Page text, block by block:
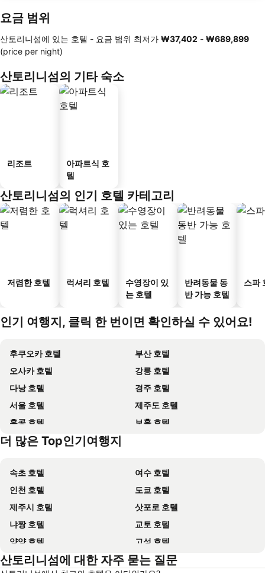
요금 범위
산토리니섬에 있는 호텔 - 요금 범위 최저가 ‎₩37,402 - ‎₩689,899
(price per night)
산토리니섬의 기타 숙소
리조트
아파트식 호
텔
산토리니섬의 인기 호텔 카테고리
저렴한 호텔 럭셔리 호텔
수영장이 있
는 호텔
반려동물 동
반 가능 호텔
스파
인기 여행지, 클릭 한 번이면 확인하실 수 있어요!
후쿠오카 호텔
부산 호텔
오사카 호텔
강릉 호텔
다낭 호텔
경주 호텔
서울 호텔
제주도 호텔
홍콩 호텔
보홀 호텔
강원도 호텔
더 많은 Top인기여행지
속초 호텔
여수 호텔
인천 호텔
도쿄 호텔
제주시 호텔
삿포로 호텔
냐짱 호텔
교토 호텔
양양 호텔
고성 호텔
대전 호텔
방콕 호텔
산토리니섬에 대한 자주 묻는 질문